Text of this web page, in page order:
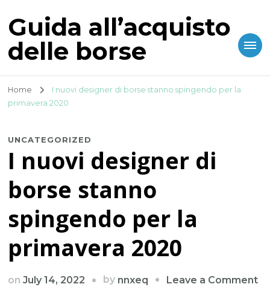
Guida all’acquisto
delle borse
Home
I nuovi designer di borse stanno spingendo per la
primavera 2020
UNCATEGORIZED
I nuovi designer di
borse stanno
spingendo per la
primavera 2020
onJuly 14, 2022 by nnxeq Leave a Commenton